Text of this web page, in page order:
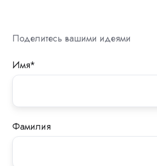
Поделитесь вашими идеями
Имя*
Фамилия